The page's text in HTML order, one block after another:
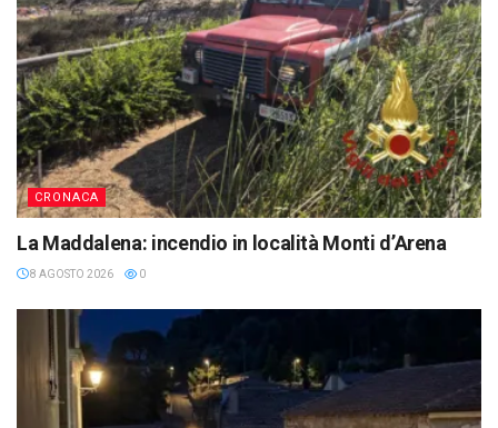
CRONACA
La Maddalena: incendio in località Monti d’Arena
8 AGOSTO 2026 0